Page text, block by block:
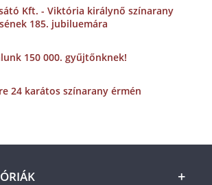
Kft. - Viktória királynő színarany
185. jubiluemára
150 000. gyűjtőnknek!
24 karátos színarany érmén